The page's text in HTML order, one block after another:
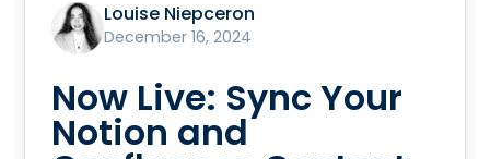
Louise Niepceron
December 16, 2024
Now Live: Sync Your
Notion and